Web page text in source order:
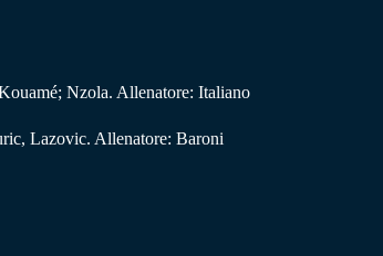
Nzola. Allenatore: Italiano
Lazovic. Allenatore: Baroni